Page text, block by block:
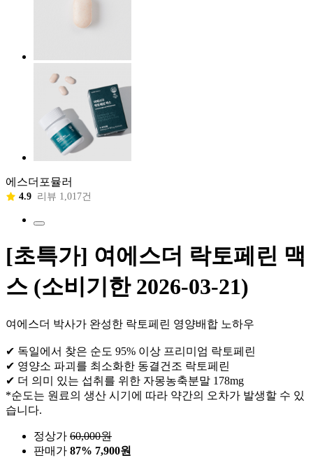
에스더포뮬러
4.9 리뷰 1,017건
[초특가] 여에스더 락토페린 맥
스 (소비기한 2026-03-21)
여에스더 박사가 완성한 락토페린 영양배합 노하우
✔ 독일에서 찾은 순도 95% 이상 프리미엄 락토페린
✔ 영양소 파괴를 최소화한 동결건조 락토페린
✔ 더 의미 있는 섭취를 위한 자몽농축분말 178mg
*순도는 원료의 생산 시기에 따라 약간의 오차가 발생할 수 있
습니다.
정상가 60,000원
판매가 87% 7,900원